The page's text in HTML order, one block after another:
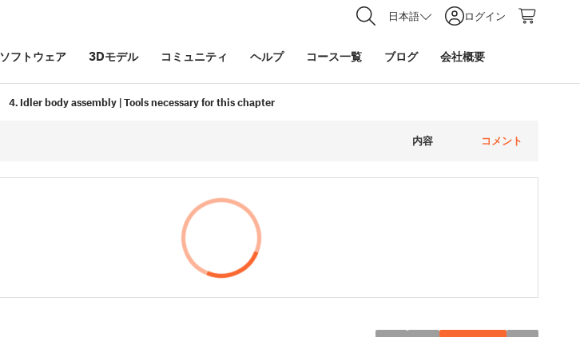
日本語 ログイン
ソフトウェア 3Dモデル コミュニティ ヘルプ コース一覧 ブログ 会社概要
4. Idler body assembly | Tools necessary for this chapter
内容 コメント